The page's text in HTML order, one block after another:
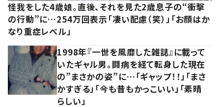
怪我をした4歳娘。直後、それを見た2歳息子の“衝撃
の行動”に…254万回表示「凄い配慮（笑）」「お顔はか
なり重症レベル」
1998年『一世を風靡した雑誌』に載って
いたギャル男。闘病を経て転身した現在
の”まさかの姿”に…「ギャップ！！」「まさ
かすぎる」「今も昔もかっこいい」「素晴
らしい」